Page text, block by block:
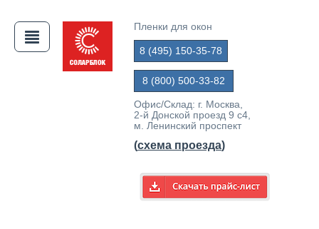
Пленки для окон
8 (495) 150-35-78
8 (800) 500-33-82
Офис/Склад: г. Москва,
2-й Донской проезд 9 с4,
м. Ленинский проспект
(схема проезда)